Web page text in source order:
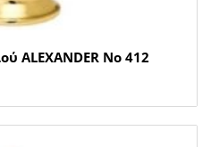
ALEXANDER Νο 412